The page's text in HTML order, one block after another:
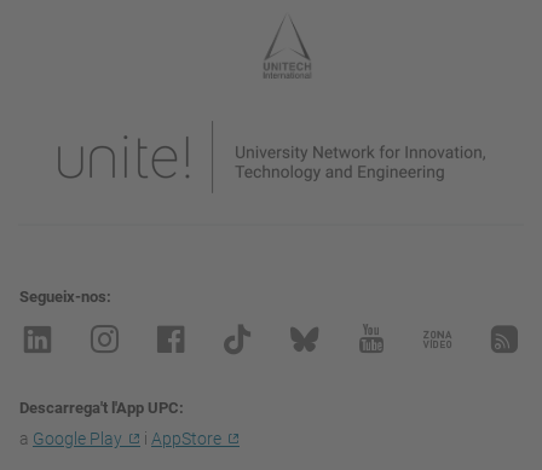
Segueix-nos
Descarrega't l'App UPC
a Google Play i AppStore